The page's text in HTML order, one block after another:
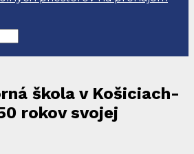
škola v Košiciach-
rokov svojej